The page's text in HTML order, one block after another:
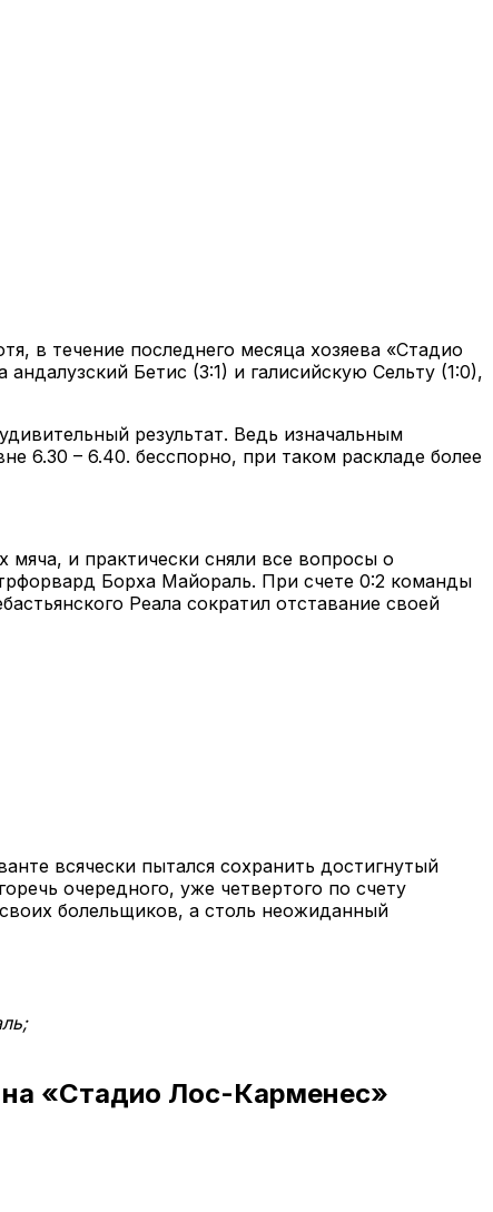
в течение последнего месяца хозяева «Стадио
Бетис (3:1) и галисийскую Сельту (1:0),
результат. Ведь изначальным
6.30 – 6.40. бесспорно, при таком раскладе более
и практически сняли все вопросы о
Борха Майораль. При счете 0:2 команды
Реала сократил отставание своей
всячески пытался сохранить достигнутый
очередного, уже четвертого по счету
болельщиков, а столь неожиданный
на «Стадио Лос-Карменес»